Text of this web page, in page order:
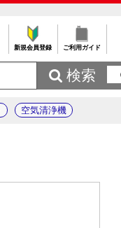
新規会員登録 ご利用ガイド
 検索
空気清浄機